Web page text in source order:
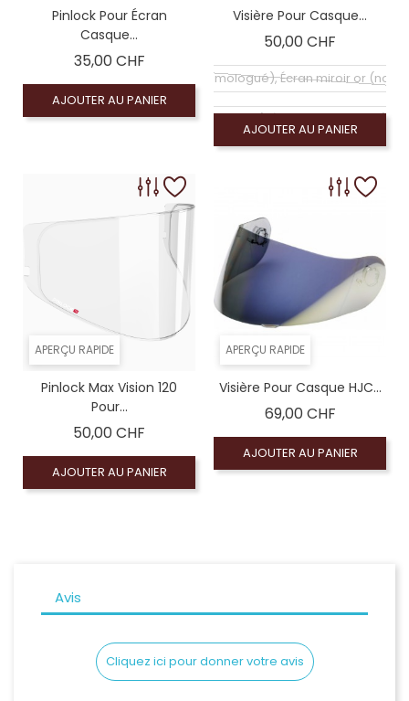
Pinlock Pour Écran
Casque...
35,00 CHFPrix
AJOUTER AU PANIER
Visière Pour Casque...
50,00 CHF
Coloré (non homologué), Écran miroir or (non
Coloré (non homologué), Écran miroir violet
Coloré (non homologué), Écran miroir bleu
Coloré (non homologué), Écran fumé foncé 100%
Coloré (non homologué), Écran miroir vert
Coloré (non homologué)
AJOUTER AU PANIER
APERÇU RAPIDE
Pinlock Max Vision 120
Pour...
50,00 CHF
AJOUTER AU PANIER
APERÇU RAPIDE
Visière Pour Casque HJC...
69,00 CHFPrix
AJOUTER AU PANIER
Avis
Cliquez ici pour donner votre avis